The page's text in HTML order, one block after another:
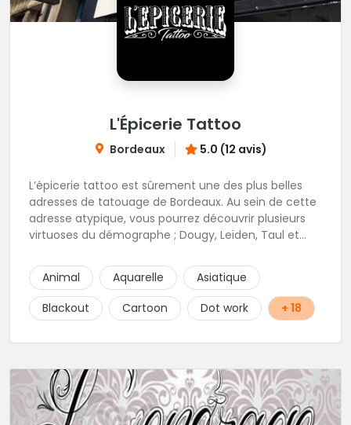
L'Épicerie Tattoo
Bordeaux 5.0 (12 avis)
L’épicerie tattoo est sûrement une des plus belles
adresses de tatouage de Bordeaux. Au sein de cette
adresse atypique, vous pourrez découvrir plusieurs
virtuoses du démographe ; Dougy, Leïden, Taul et
enfant et sympathique, vous pourrez demander
conseil pour votre tattoo. N'hésitez plus une seconde
pour rencontrer cette belle équipe !
Animal Aquarelle
Asiatique
Blackout
Cartoon Dot work + 18